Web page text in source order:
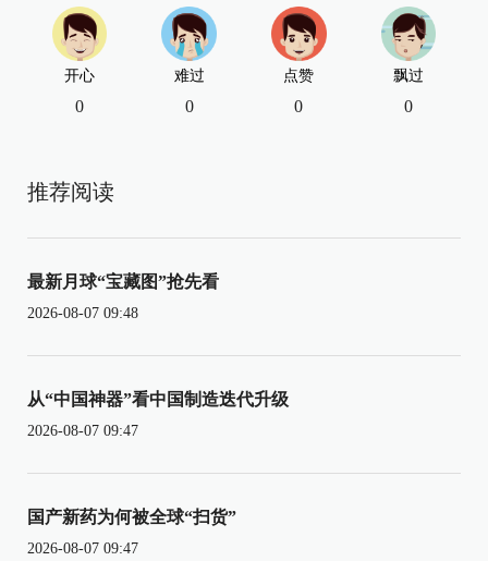
开心
0
难过
0
点赞
0
飘过
0
推荐阅读
最新月球“宝藏图”抢先看
2026-08-07 09:48
从“中国神器”看中国制造迭代升级
2026-08-07 09:47
国产新药为何被全球“扫货”
2026-08-07 09:47